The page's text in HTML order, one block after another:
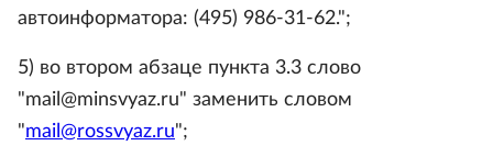
автоинформатора: (495) 986-31-62.";
5) во втором абзаце пункта 3.3 слово
"mail@minsvyaz.ru" заменить словом
"mail@rossvyaz.ru";